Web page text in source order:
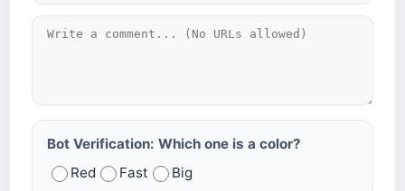
Bot Verification: Which one is a color?
Red
Fast Big